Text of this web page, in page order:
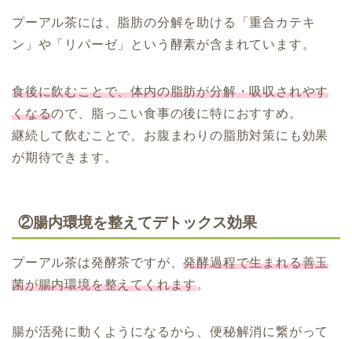
プーアル茶には、脂肪の分解を助ける「重合カテキ
ン」や「リパーゼ」という酵素が含まれています。
食後に飲むことで、体内の脂肪が分解・吸収されやす
くなるので、脂っこい食事の後に特におすすめ。
継続して飲むことで、お腹まわりの脂肪対策にも効果
が期待できます。
②腸内環境を整えてデトックス効果
プーアル茶は発酵茶ですが、発酵過程で生まれる善玉
菌が腸内環境を整えてくれます。
腸が活発に動くようになるから、便秘解消に繋がって